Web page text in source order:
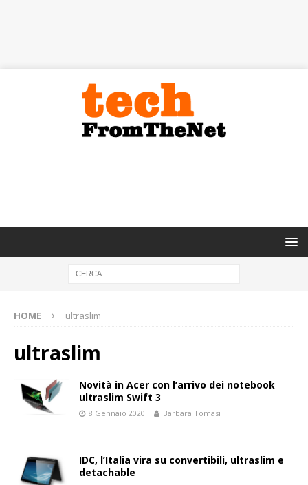
HOME ultraslim
ultraslim
Novità in Acer con l’arrivo dei notebook
ultraslim Swift 3
8 Gennaio 2020 Barbara Tomasi
IDC, l’Italia vira su convertibili, ultraslim e
detachable